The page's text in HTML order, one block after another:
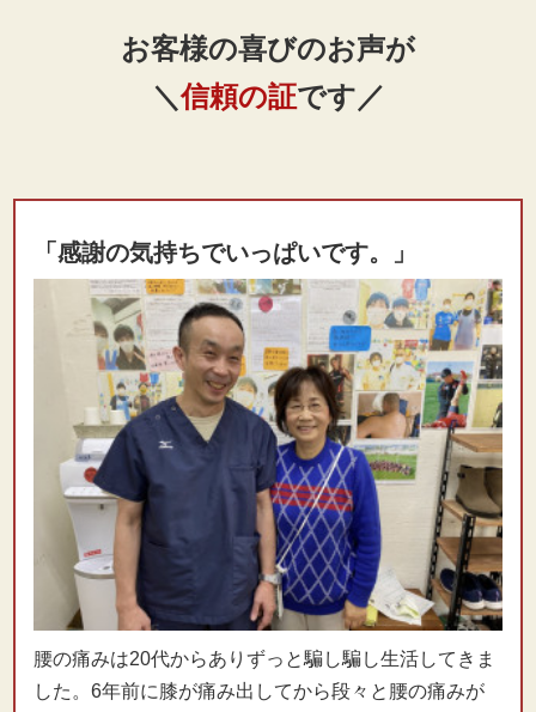
お客様の喜びのお声が
＼信頼の証です／
「感謝の気持ちでいっぱいです。」
腰の痛みは20代からありずっと騙し騙し生活してきま
した。6年前に膝が痛み出してから段々と腰の痛みが